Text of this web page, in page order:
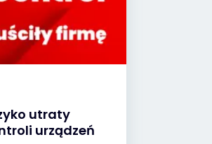
utraty
urządzeń